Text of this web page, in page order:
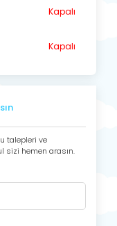
Kapalı
Kapalı
talepleri ve
sizi hemen arasın.